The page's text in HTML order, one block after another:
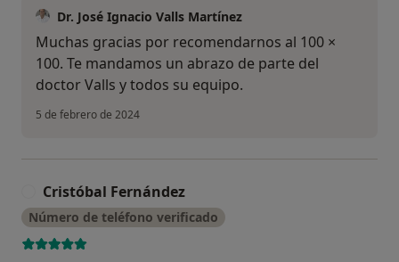
Dr. José Ignacio Valls Martínez
Muchas gracias por recomendarnos al 100 ×
100. Te mandamos un abrazo de parte del
doctor Valls y todos su equipo.
5 de febrero de 2024
Cristóbal Fernández
Número de teléfono verificado